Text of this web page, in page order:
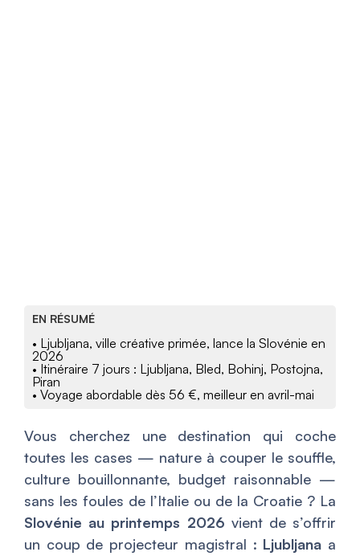
EN RÉSUMÉ
• Ljubljana, ville créative primée, lance la Slovénie en
2026
• Itinéraire 7 jours : Ljubljana, Bled, Bohinj, Postojna,
Piran
• Voyage abordable dès 56 €, meilleur en avril-mai
Vous cherchez une destination qui coche
toutes les cases — nature à couper le souffle,
culture bouillonnante, budget raisonnable —
sans les foules de l’Italie ou de la Croatie ? La
Slovénie au printemps 2026 vient de s’offrir
un coup de projecteur magistral : Ljubljana a